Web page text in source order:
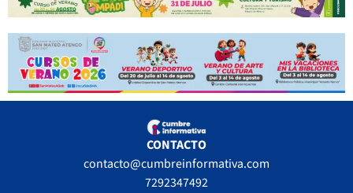
CONTACTO
contacto@cumbreinformativa.com
7292347492